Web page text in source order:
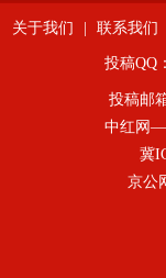
关于我们 联系我们
投稿QQ
投稿邮
中红网—
冀
京公